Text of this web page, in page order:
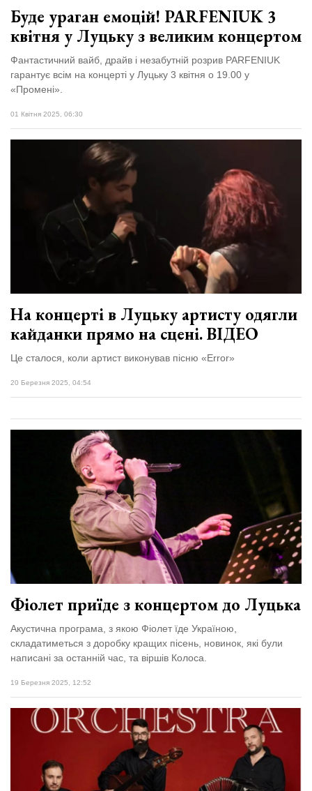
Буде ураган емоцій! PARFENIUK 3
квітня у Луцьку з великим концертом
Фантастичний вайб, драйв і незабутній розрив PARFENIUK
гарантує всім на концерті у Луцьку 3 квітня о 19.00 у
«Промені».
01 Квітня 2025, 06:30
На концерті в Луцьку артисту одягли
кайданки прямо на сцені. ВІДЕО
Це сталося, коли артист виконував пісню «Error»
20 Березня 2025, 04:54
Фіолет приїде з концертом до Луцька
Акустична програма, з якою Фіолет їде Україною,
складатиметься з доробку кращих пісень, новинок, які були
написані за останній час, та віршів Колоса.
19 Березня 2025, 12:52